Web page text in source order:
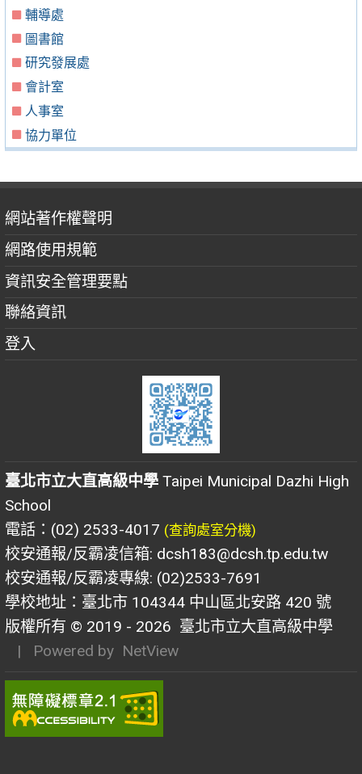
輔導處
圖書館
研究發展處
會計室
人事室
協力單位
網站著作權聲明
網路使用規範
資訊安全管理要點
聯絡資訊
登入
臺北市立大直高級中學 Taipei Municipal Dazhi High
School
電話：(02) 2533-4017 (查詢處室分機)
校安通報/反霸凌信箱: dcsh183@dcsh.tp.edu.tw
校安通報/反霸凌專線: (02)2533-7691
學校地址：臺北市 104344 中山區北安路 420 號
版權所有 © 2019 - 2026 臺北市立大直高級中學
| Powered by NetView